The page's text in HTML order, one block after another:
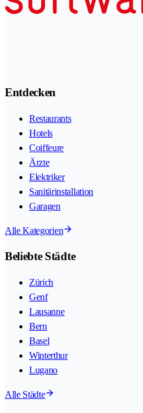
Entdecken
Restaurants
Hotels
Coiffeure
Ärzte
Elektriker
Sanitärinstallation
Garagen
Alle Kategorien
Beliebte Städte
Zürich
Genf
Lausanne
Bern
Basel
Winterthur
Lugano
Alle Städte